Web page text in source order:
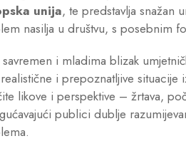
unija, te predstavlja snažan
nasilja u društvu, s posebnim
i mladima blizak
i prepoznatljive situacije
likove i perspektive – žrtava,
publici dublje